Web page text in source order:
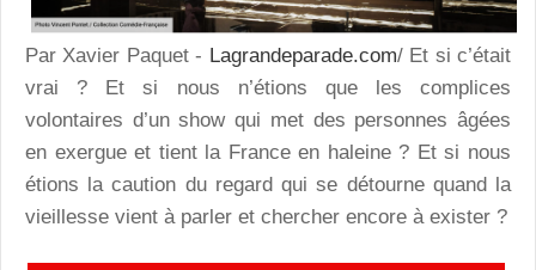
Par Xavier Paquet - Lagrandeparade.com/ Et si c’était
vrai ? Et si nous n’étions que les complices
volontaires d’un show qui met des personnes âgées
en exergue et tient la France en haleine ? Et si nous
étions la caution du regard qui se détourne quand la
vieillesse vient à parler et chercher encore à exister ?